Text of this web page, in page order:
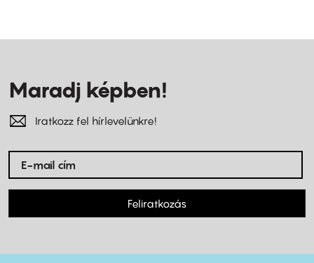
Maradj képben!
Iratkozz fel hírlevelünkre!
Feliratkozás